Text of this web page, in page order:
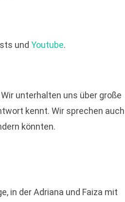
und Youtube.
unterhalten uns über große
kennt. Wir sprechen auch
könnten.
in der Adriana und Faiza mit